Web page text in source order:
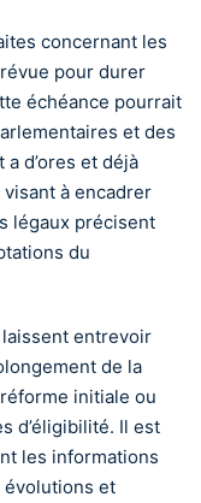
concernant les
pour durer
échéance pourrait
et des
d’ores et déjà
à encadrer
légaux précisent
du
entrevoir
de la
initiale ou
d’éligibilité. Il est
les informations
et